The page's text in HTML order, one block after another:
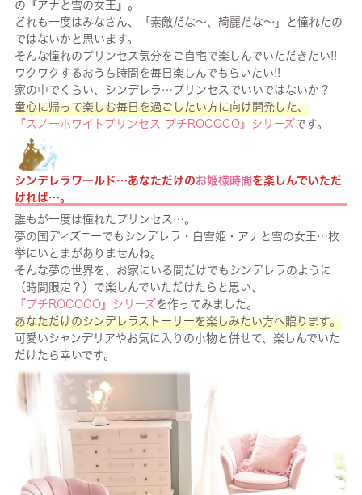
の『アナと雪の女王』。
どれも一度はみなさん、「素敵だな～、綺麗だな～」と憧れたの
ではないかと思います。
そんな憧れのプリンセス気分をご自宅で楽しんでいただきたい!!
ワクワクするおうち時間を毎日楽しんでもらいたい!!
家の中でくらい、シンデレラ…プリンセスでいいではないか？
童心に帰って楽しむ毎日を過ごしたい方に向け開発した、
『スノーホワイトプリンセス プチROCOCO』シリーズです。
シンデレラワールド…あなただけのお姫様時間 を楽しんでいただ
ければ…。
誰もが一度は憧れたプリンセス…。
夢の国ディズニーでもシンデレラ・白雪姫・アナと雪の女王…枚
挙にいとまがありませんね。
そんな夢の世界を、お家にいる間だけでもシンデレラのように
（時間限定？）で楽しんでいただけたらと思い、
『プチROCOCO』シリーズを作ってみました。
あなただけのシンデレラストーリーを楽しみたい方へ贈ります。
可愛いシャンデリアやお気に入りの小物と併せて、楽しんでいた
だけたら幸いです。